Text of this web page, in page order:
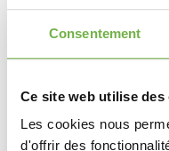
Consentement
Ce site web utilise des
Les cookies nous
d'offrir des
63cm,73cm, 83 cm, 93 cm
épicéa abouté contre collé
Recoupable
Oui de 10mm
Remise
nouvelle